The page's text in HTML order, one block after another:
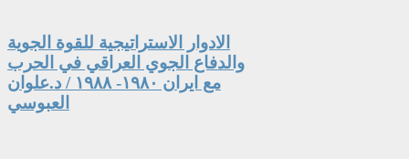
الادوار الاستراتيجية للقوة الجوية
والدفاع الجوي العراقي في الحرب
مع ايران ١٩٨٠- ١٩٨٨ / د.علوان
العبوسي